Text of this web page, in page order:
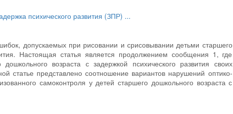
психического развития (ЗПР) ...
допускаемых при рисовании и срисовывании детьми старшего
Настоящая статья является продолжением сообщения 1, где
возраста с задержкой психического развития своих
статье представлено соотношение вариантов нарушений оптико-
самоконтроля у детей старшего дошкольного возраста с